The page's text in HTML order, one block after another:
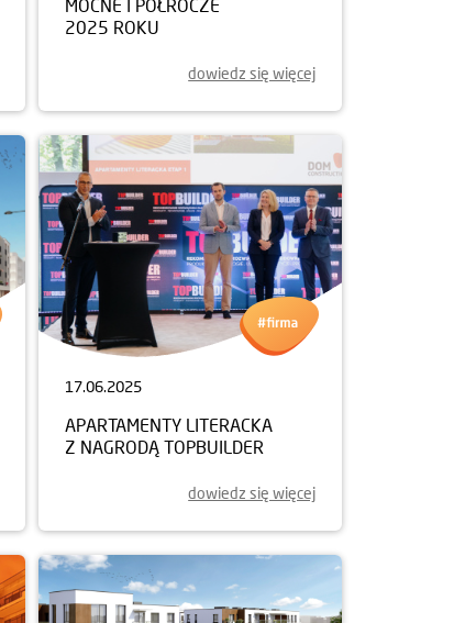
MOCNE I PÓŁROCZE
2025 ROKU
dowiedz się więcej
17.06.2025
APARTAMENTY LITERACKA
Z NAGRODĄ TOPBUILDER
dowiedz się więcej